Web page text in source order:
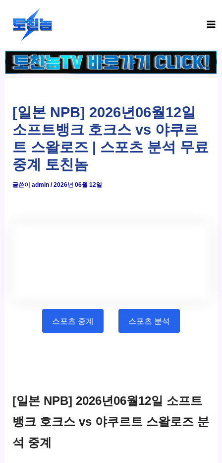
건
너
[일본 NPB] 2026년06월12일
소프트뱅크 호크스 vs 야쿠르
트 스왈로즈 | 스포츠 분석 무료
중계 토친놈
글쓴이admin/2026년 06월 12일
스포츠 중계 스포츠 분석
[일본 NPB] 2026년06월12일 소프트
뱅크 호크스 vs 야쿠르트 스왈로즈 분
석 중계